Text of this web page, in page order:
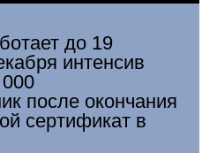
до 19
интенсив
после окончания
сертификат в